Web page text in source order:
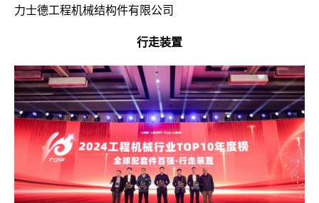
力士德工程机械结构件有限公司
行走装置